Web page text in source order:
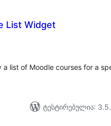
List Widget
list of Moodle courses for a
ტესტირებულია: